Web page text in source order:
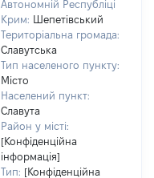
Автономній Республіці
Крим:
Шепетівський
Територіальна громада:
Славутська
Тип населеного пункту:
Місто
Населений пункт:
Славута
Район у місті:
[Конфіденційна
інформація]
Тип: [Конфіденційна